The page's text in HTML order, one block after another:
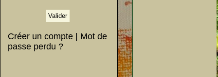
Créer un compte
Mot de
passe perdu ?